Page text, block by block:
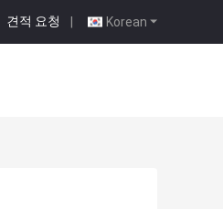
Korean
견적 요청 |